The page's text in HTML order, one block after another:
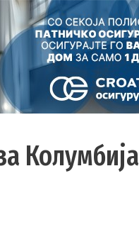
Колумбија